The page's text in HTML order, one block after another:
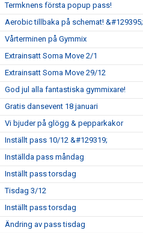
Termknens första popup pass!
Aerobic tillbaka på schemat! &#129395;
Vårterminen på Gymmix
Extrainsatt Soma Move 2/1
Extrainsatt Soma Move 29/12
God jul alla fantastiska gymmixare!
Gratis dansevent 18 januari
Vi bjuder på glögg & pepparkakor
Inställt pass 10/12 &#129319;
Inställda pass måndag
Inställt pass torsdag
Tisdag 3/12
Inställt pass torsdag
Ändring av pass tisdag